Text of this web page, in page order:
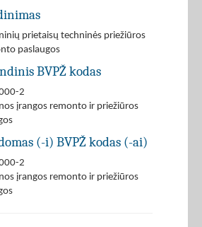
prietaisų techninės priežiūros
paslaugos
BVPŽ kodas
2
įrangos remonto ir priežiūros
(-i) BVPŽ kodas (-ai)
2
įrangos remonto ir priežiūros